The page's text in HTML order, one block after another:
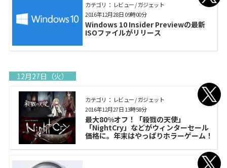
カテゴリ： レビュー / ガジェット
Windows 10 Insider Previewの最新
ISOファイルがリリース
2016年12月28日 09時00分
12月27日（火）
カテゴリ： レビュー / ガジェット
最大80%オフ！「殺戮の天使」
「NightCry」などがウィンターセール
価格に。年末はやっぱりホラーゲーム！
2016年12月27日 13時58分